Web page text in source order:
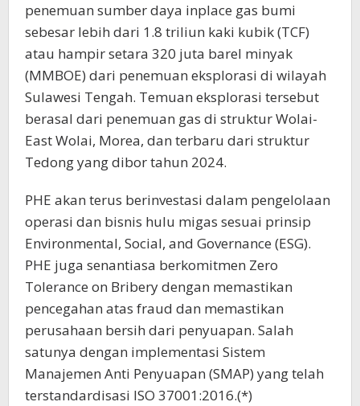
penemuan sumber daya inplace gas bumi
sebesar lebih dari 1.8 triliun kaki kubik (TCF)
atau hampir setara 320 juta barel minyak
(MMBOE) dari penemuan eksplorasi di wilayah
Sulawesi Tengah. Temuan eksplorasi tersebut
berasal dari penemuan gas di struktur Wolai-
East Wolai, Morea, dan terbaru dari struktur
Tedong yang dibor tahun 2024.
PHE akan terus berinvestasi dalam pengelolaan
operasi dan bisnis hulu migas sesuai prinsip
Environmental, Social, and Governance (ESG).
PHE juga senantiasa berkomitmen Zero
Tolerance on Bribery dengan memastikan
pencegahan atas fraud dan memastikan
perusahaan bersih dari penyuapan. Salah
satunya dengan implementasi Sistem
Manajemen Anti Penyuapan (SMAP) yang telah
terstandardisasi ISO 37001:2016.(*)